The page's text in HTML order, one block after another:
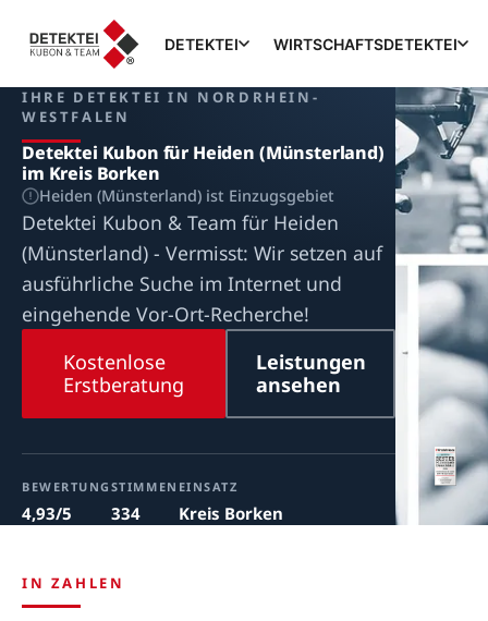
DETEKTEI WIRTSCHAFTSDETEKTEI
IHRE DETEKTEI IN NORDRHEIN-
WESTFALEN
Detektei Kubon für Heiden (Münsterland)
im Kreis Borken
Heiden (Münsterland) ist Einzugsgebiet
Detektei Kubon & Team für Heiden
(Münsterland) - Vermisst: Wir setzen auf
ausführliche Suche im Internet und
eingehende Vor-Ort-Recherche!
Kostenlose
Erstberatung
Leistungen
ansehen
BEWERTUNG
4,93/5
STIMMEN
334
EINSATZ
Kreis Borken
IN ZAHLEN